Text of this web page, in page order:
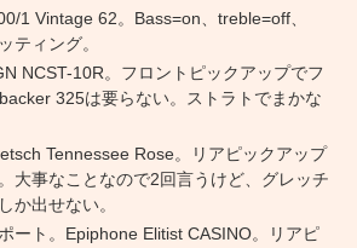
1 Vintage 62。Bass=on、treble=off、
ティング。
NCST-10R。フロントピックアップでフ
325は要らない。ストラトでまかな
Tennessee Rose。リアピックアップ
大事なことなので2回言うけど、グレッチ
か出せない。
ート。Epiphone Elitist CASINO。リアピ